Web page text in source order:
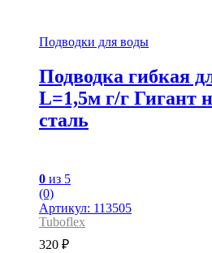
Подводки для воды
Подводка гибкая
L=1,5м г/г Гигант
сталь
0 из 5
(0)
Артикул: 113505
Tuboflex
320 ₽